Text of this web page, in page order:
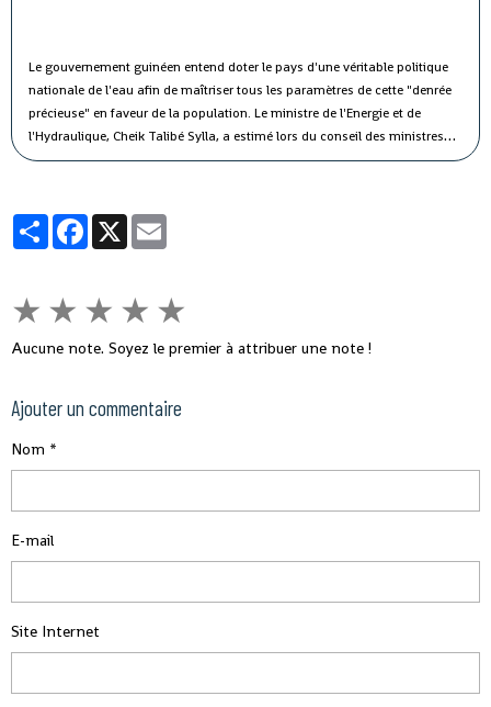
Le gouvernement guinéen entend doter le pays d'une véritable politique
nationale de l'eau afin de maîtriser tous les paramètres de cette "denrée
précieuse" en faveur de la population. Le ministre de l'Energie et de
l'Hydraulique, Cheik Talibé Sylla, a estimé lors du conseil des ministres
jeudi que le "potentiel des ressources en eau du pays est estimé à 226
PartagerFacebook
X
★ ★ ★ ★ ★
Aucune note. Soyez le premier à attribuer une note !
Ajouter un commentaire
Nom
E-mail
Site Internet